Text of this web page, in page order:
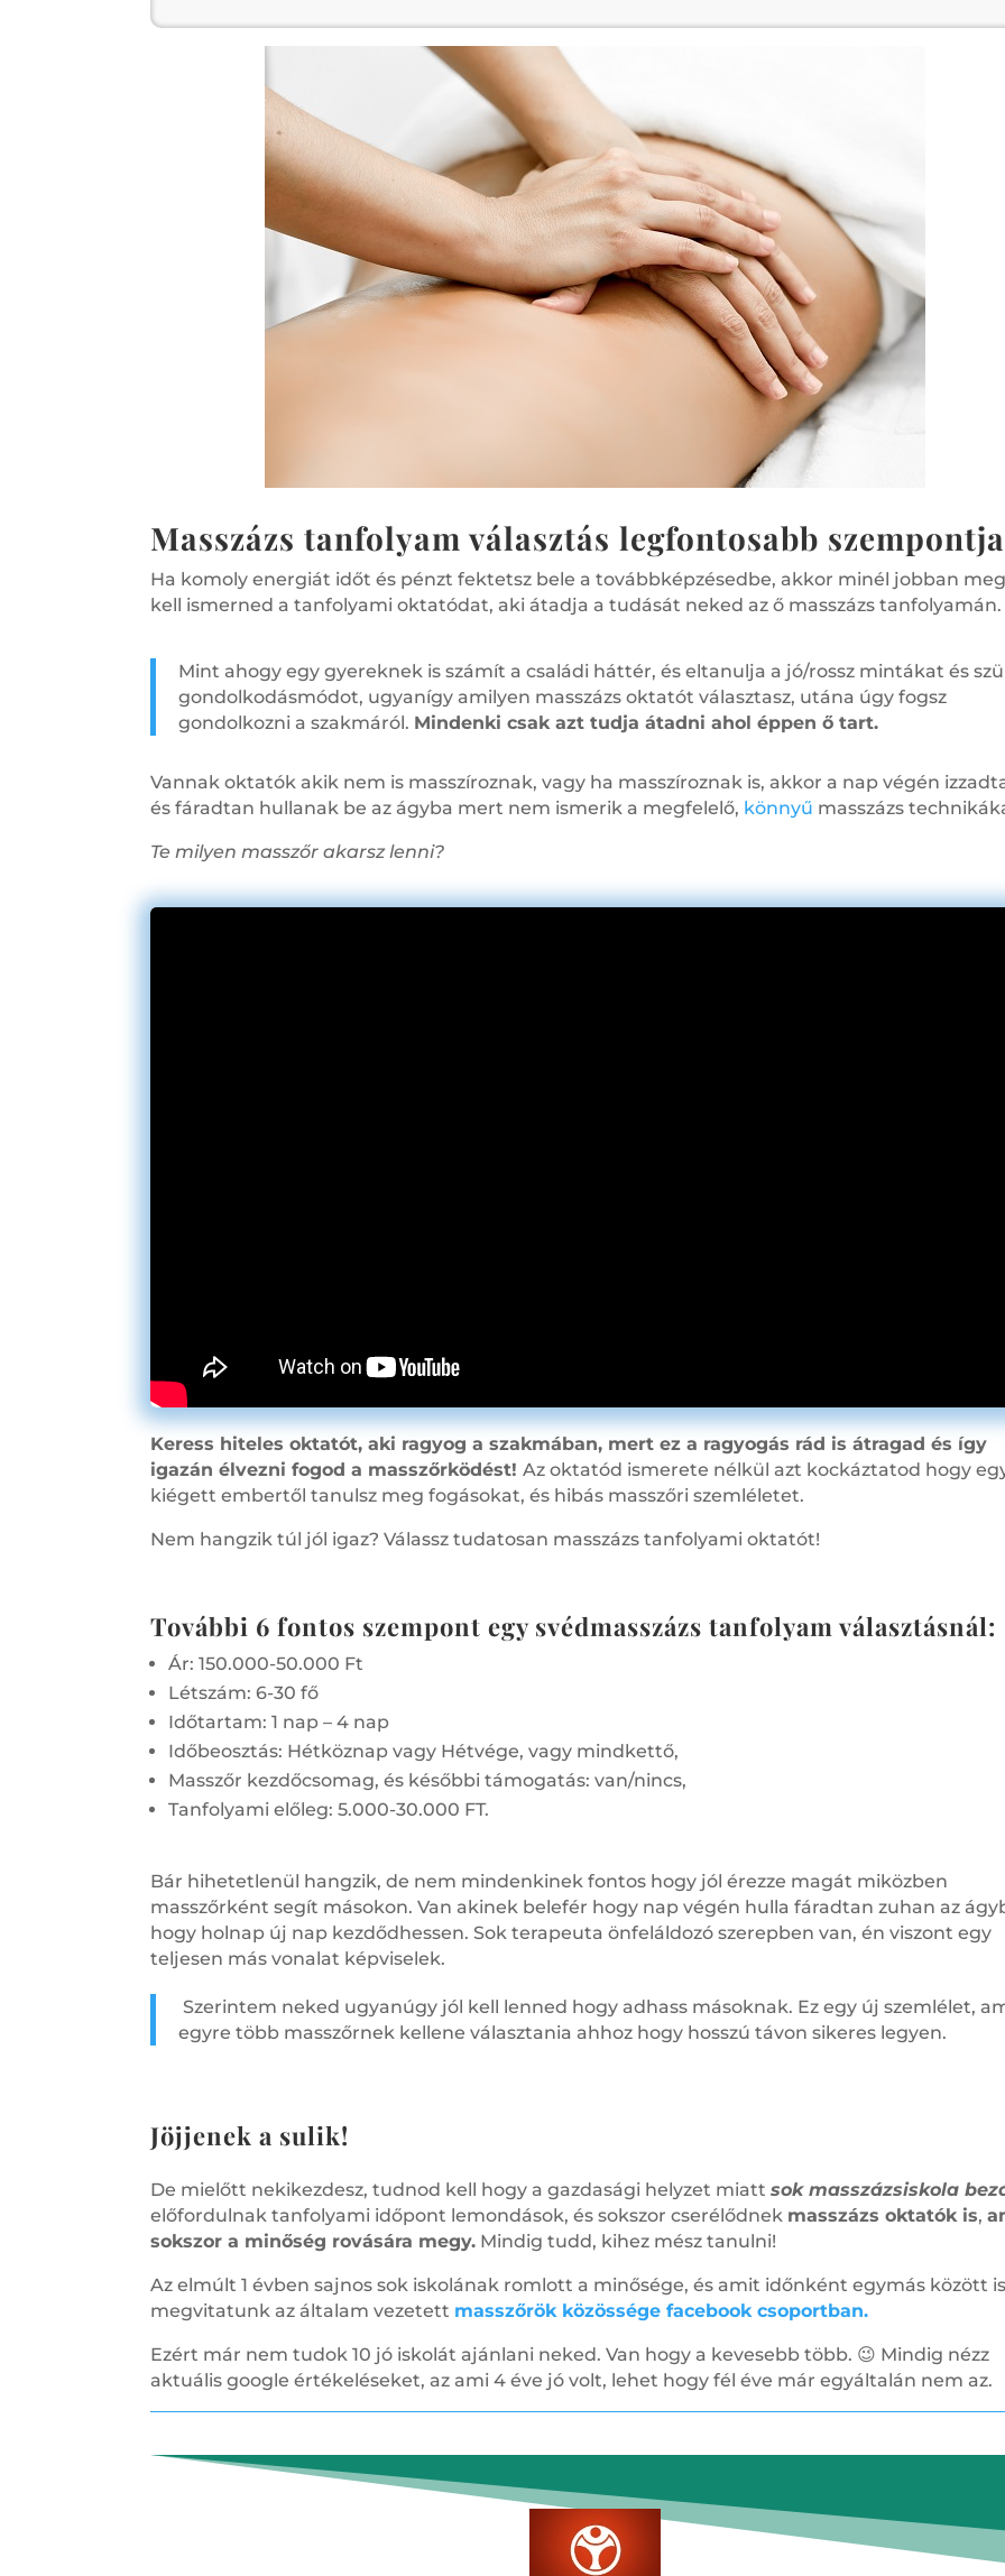
Masszázs tanfolyam választás legfontosabb
Ha komoly energiát időt és pénzt fektetsz bele a továbbképzésedbe, akkor minél jobban
kell ismerned a tanfolyami oktatódat, aki átadja a tudását neked az ő masszázs tanfolyamán.
Mint ahogy egy gyereknek is számít a családi háttér, és eltanulja a jó/rossz mintákat és
gondolkodásmódot, ugyanígy amilyen masszázs oktatót választasz, utána úgy fogsz
gondolkozni a szakmáról. Mindenki csak azt tudja átadni ahol éppen ő tart.
Vannak oktatók akik nem is masszíroznak, vagy ha masszíroznak is, akkor a nap végén
és fáradtan hullanak be az ágyba mert nem ismerik a megfelelő, könnyű masszázs
Te milyen masszőr akarsz lenni?
Keress hiteles oktatót, aki ragyog a szakmában, mert ez a ragyogás rád is átragad és így
igazán élvezni fogod a masszőrködést!Az oktatód ismerete nélkül azt kockáztatod hogy
kiégett embertől tanulsz meg fogásokat, és hibás masszőri szemléletet.
Nem hangzik túl jól igaz? Válassz tudatosan masszázs tanfolyami oktatót!
További 6 fontos szempont egy svédmasszázs tanfolyam választásnál:
Ár: 150.000-50.000 Ft
Létszám: 6-30 fő
Időtartam: 1 nap – 4 nap
Időbeosztás: Hétköznap vagy Hétvége, vagy mindkettő,
Masszőr kezdőcsomag, és későbbi támogatás: van/nincs,
Tanfolyami előleg: 5.000-30.000 FT.
Bár hihetetlenül hangzik, de nem mindenkinek fontos hogy jól érezze magát miközben
masszőrként segít másokon. Van akinek belefér hogy nap végén hulla fáradtan zuhan az
hogy holnap új nap kezdődhessen. Sok terapeuta önfeláldozó szerepben van, én viszont egy
teljesen más vonalat képviselek.
Szerintem neked ugyanúgy jól kell lenned hogy adhass másoknak. Ez egy új szemlélet,
egyre több masszőrnek kellene választania ahhoz hogy hosszú távon sikeres legyen.
Jöjjenek a sulik!
De mielőtt nekikezdesz, tudnod kell hogy a gazdasági helyzet miattsok masszázsiskola
előfordulnak tanfolyami időpont lemondások, és sokszor cserélődnek masszázs oktatók is,
sokszor a minőség rovására megy. Mindig tudd, kihez mész tanulni!
Az elmúlt 1 évben sajnos sok iskolának romlott a minősége, és amit időnként egymás között
megvitatunk az általam vezetett masszőrök közössége facebook csoportban.
Ezért már nem tudok 10 jó iskolát ajánlani neked. Van hogy a kevesebb több. 😉 Mindig nézz
aktuális google értékeléseket, az ami 4 éve jó volt, lehet hogy fél éve már egyáltalán nem az.